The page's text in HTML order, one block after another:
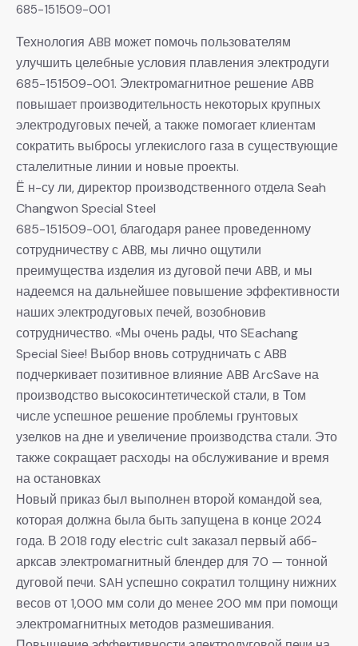
685-151509-001
Технология ABB может помочь пользователям
улучшить целебные условия плавления электродуги
685-151509-001. Электромагнитное решение ABB
повышает производительность некоторых крупных
электродуговых печей, а также помогает клиентам
сократить выбросы углекислого газа в существующие
сталелитные линии и новые проекты.
Ё н-су ли, директор производственного отдела Seah
Changwon Special Steel
685-151509-001, благодаря ранее проведенному
сотрудничеству с ABB, мы лично ощутили
преимущества изделия из дуговой печи ABB, и мы
надеемся на дальнейшее повышение эффективности
наших электродуговых печей, возобновив
сотрудничество. «Мы очень рады, что SEachang
Special Siee! Выбор вновь сотрудничать с ABB
подчеркивает позитивное влияние ABB ArcSave на
производство высокосинтетической стали, в Том
числе успешное решение проблемы грунтовых
узелков на дне и увеличение производства стали. Это
также сокращает расходы на обслуживание и время
на остановках
Новый приказ был выполнен второй командой sea,
которая должна была быть запущена в конце 2024
года. В 2018 году electric cult заказал первый абб-
арксав электромагнитный блендер для 70 — тонной
дуговой печи. SAH успешно сократил толщину нижних
весов от 1,000 мм соли до менее 200 мм при помощи
электромагнитных методов размешивания.